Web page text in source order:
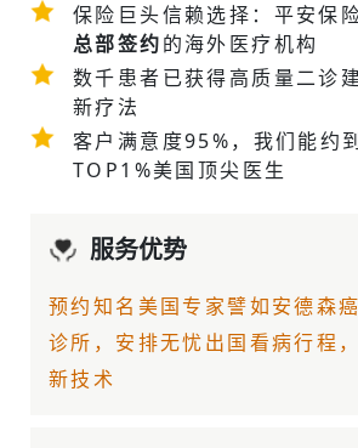
保险巨头信赖选择：平安保
总部签约的海外医疗机构
数千患者已获得高质量二诊
新疗法
客户满意度95%，我们能约
TOP1%美国顶尖医生
服务优势
预约知名美国专家譬如安德森
诊所，安排无忧出国看病行程
新技术